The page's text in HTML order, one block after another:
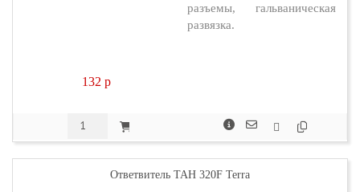
132 p
разъемы, гальваническая
развязка.
Ответвитель TAH 320F Terra